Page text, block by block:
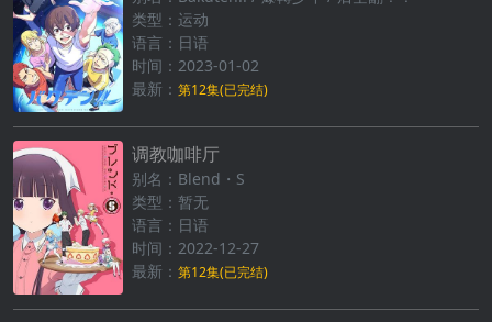
类型：运动
语言：日语
时间：2023-01-02
最新： 第12集(已完结)
调教咖啡厅
别名：Blend・S
类型：暂无
语言：日语
时间：2022-12-27
最新： 第12集(已完结)